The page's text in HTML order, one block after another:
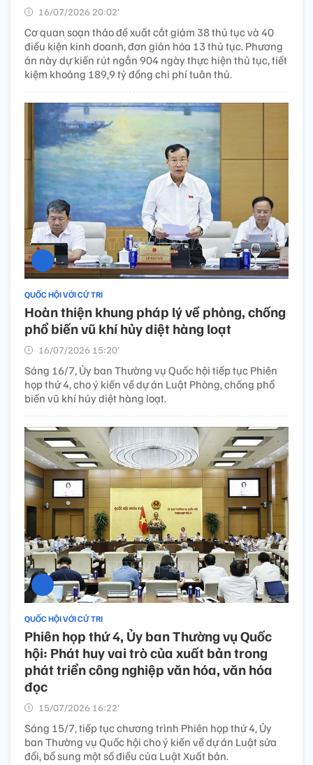
16/07/2026 20:02’
Cơ quan soạn thảo đề xuất cắt giảm 38 thủ tục và 40
điều kiện kinh doanh, đơn giản hóa 13 thủ tục. Phương
án này dự kiến rút ngắn 904 ngày thực hiện thủ tục, tiết
kiệm khoảng 189,9 tỷ đồng chi phí tuân thủ.
QUỐC HỘI VỚI CỬ TRI
Hoàn thiện khung pháp lý về phòng, chống
phổ biến vũ khí hủy diệt hàng loạt
16/07/2026 15:20’
Sáng 16/7, Ủy ban Thường vụ Quốc hội tiếp tục Phiên
họp thứ 4, cho ý kiến về dự án Luật Phòng, chống phổ
biến vũ khí hủy diệt hàng loạt.
QUỐC HỘI VỚI CỬ TRI
Phiên họp thứ 4, Ủy ban Thường vụ Quốc
hội: Phát huy vai trò của xuất bản trong
phát triển công nghiệp văn hóa, văn hóa
đọc
15/07/2026 16:22’
Sáng 15/7, tiếp tục chương trình Phiên họp thứ 4, Ủy
ban Thường vụ Quốc hội cho ý kiến về dự án Luật sửa
đổi, bổ sung một số điều của Luật Xuất bản.